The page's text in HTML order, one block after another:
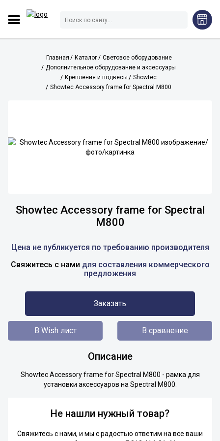
Главная Каталог
Световое оборудование
Дополнительное оборудование и аксессуары
Крепления и подвесы
Showtec
Showtec Accessory frame for Spectral M800
Showtec Accessory frame for Spectral
M800
Цена не публикуется по требованию производителя
Свяжитесь с нами для составления коммерческого
предложения
Заказать
В Wish лист В сравнение
Описание
Showtec Accessory frame for Spectral M800 - рамка для
установки аксессуаров на Spectral M800.
Не нашли нужный товар?
Свяжитесь с нами, и мы с радостью ответим на все ваши